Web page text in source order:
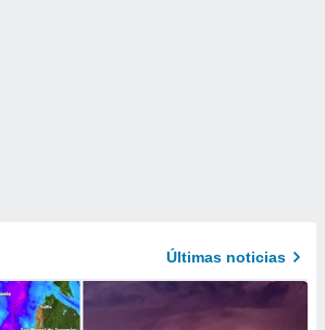
Últimas noticias